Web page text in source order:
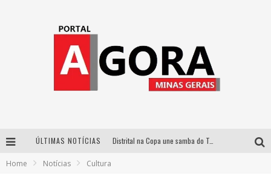
ÚLTIMAS NOTÍCIAS Distrital na Copa une samba do Trem dos Onze, acervo do Museu do Mineirão e transmissão em 4K para duelo contra o Haiti
Home Notícias Cultura